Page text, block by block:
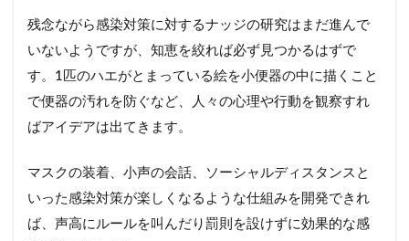
残念ながら感染対策に対するナッジの研究はまだ進んで
いないようですが、知恵を絞れば必ず見つかるはずで
す。1匹のハエがとまっている絵を小便器の中に描くこと
で便器の汚れを防ぐなど、人々の心理や行動を観察すれ
ばアイデアは出てきます。
マスクの装着、小声の会話、ソーシャルディスタンスと
いった感染対策が楽しくなるような仕組みを開発できれ
ば、声高にルールを叫んだり罰則を設けずに効果的な感